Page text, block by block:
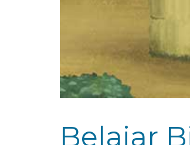
Belajar